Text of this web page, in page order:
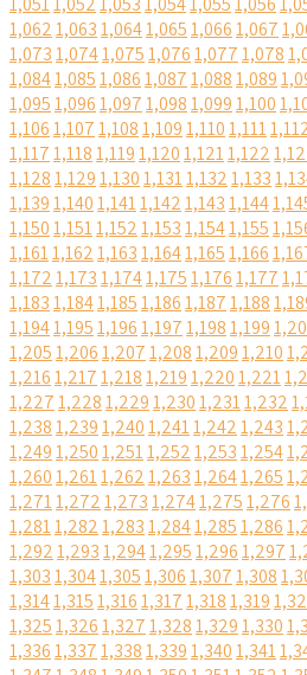
1,0621,0631,0641,0651,0661,067
1,0731,0741,0751,0761,0771,078
1,0841,0851,0861,0871,0881,089
1,0951,0961,0971,0981,0991,100
1,1061,1071,1081,1091,1101,111
1,1171,1181,1191,1201,1211,122
1,1281,1291,1301,1311,1321,133
1,1391,1401,1411,1421,1431,144
1,1501,1511,1521,1531,1541,155
1,1611,1621,1631,1641,1651,166
1,1721,1731,1741,1751,1761,177
1,1831,1841,1851,1861,1871,188
1,1941,1951,1961,1971,1981,199
1,2051,2061,2071,2081,2091,210
1,2161,2171,2181,2191,2201,221
1,2271,2281,2291,2301,2311,232
1,2381,2391,2401,2411,2421,243
1,2491,2501,2511,2521,2531,254
1,2601,2611,2621,2631,2641,265
1,2711,2721,2731,2741,2751,276
1,2811,2821,2831,2841,2851,286
1,2921,2931,2941,2951,2961,297
1,3031,3041,3051,3061,3071,308
1,3141,3151,3161,3171,3181,319
1,3251,3261,3271,3281,3291,330
1,3361,3371,3381,3391,3401,341